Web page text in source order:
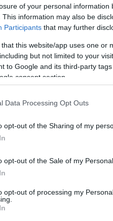
of your personal information
This information may also be
Participants that may further
that this website/app uses one or
but not limited to your
to Google and its third-party
consent section.
Data Processing Opt Outs
opt-out of the Sharing of my
opt-out of the Sale of my Personal
opt-out of processing my
Sötét Lovag: Felemelkedés
a Marvel-el Star Lord
a Sin City: A Dame To Kill
Felemelkedés -
ám sokaknak még most is
adott A Sötét
plakát!
nyáron a tarolás, hiába,
vár titeket!
Felemelkedés –